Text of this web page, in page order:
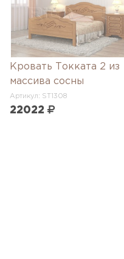
Кровать Токката 2 из
массива сосны
Артикул: ST1308
22022